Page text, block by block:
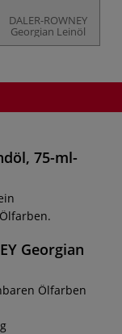
DALER-ROWNEY
Georgian Leinöl
75-ml-
Georgian
Ölfarben